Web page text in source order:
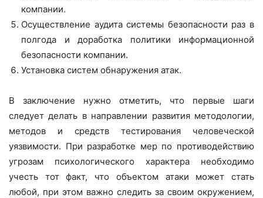
компании.
Осуществление аудита системы безопасности раз в
полгода и доработка политики информационной
безопасности компании.
Установка систем обнаружения атак.
В заключение нужно отметить, что первые шаги
следует делать в направлении развития методологии,
методов и средств тестирования человеческой
уязвимости. При разработке мер по противодействию
угрозам психологического характера необходимо
учесть тот факт, что объектом атаки может стать
любой, при этом важно следить за своим окружением,